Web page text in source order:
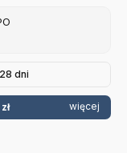
dni
więcej